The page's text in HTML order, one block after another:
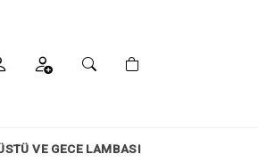
VE GECE LAMBASI